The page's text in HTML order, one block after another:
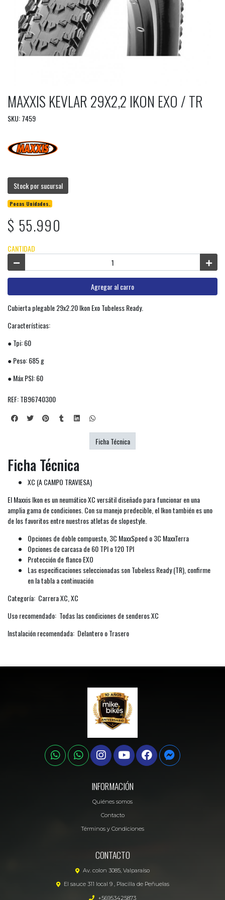
MAXXIS KEVLAR 29X2,2 IKON EXO / TR
SKU: 7459
Stock por sucursal
Pocas Unidades.
$ 55.990
CANTIDAD
Agregar al carro
Cubierta plegable 29x2.20 Ikon Exo Tubeless Ready.
Características:
● Tpi: 60
● Peso: 685 g
● Máx PSI: 60
REF: TB96740300
Ficha Técnica
XC (A CAMPO TRAVIESA)
El Maxxis Ikon es un neumático XC versátil diseñado para funcionar en una
amplia gama de condiciones. Con su manejo predecible, el Ikon también es uno
de los favoritos entre nuestros atletas de slopestyle.
Opciones de doble compuesto, 3C MaxxSpeed o 3C MaxxTerra
Opciones de carcasa de 60 TPI o 120 TPI
Protección de flanco EXO
Las especificaciones seleccionadas son Tubeless Ready (TR), confirme
en la tabla a continuación
Categoría: Carrera XC, XC
Uso recomendado: Todas las condiciones de senderos XC
Instalación recomendada: Delantero o Trasero
Ficha Técnica
INFORMACIÓN
Quiénes somos
Contacto
Términos y Condiciones
CONTACTO
Av. colon 3085, Valparaíso
El sauce 311 local 9 , Placilla de Peñuelas
+56953425873